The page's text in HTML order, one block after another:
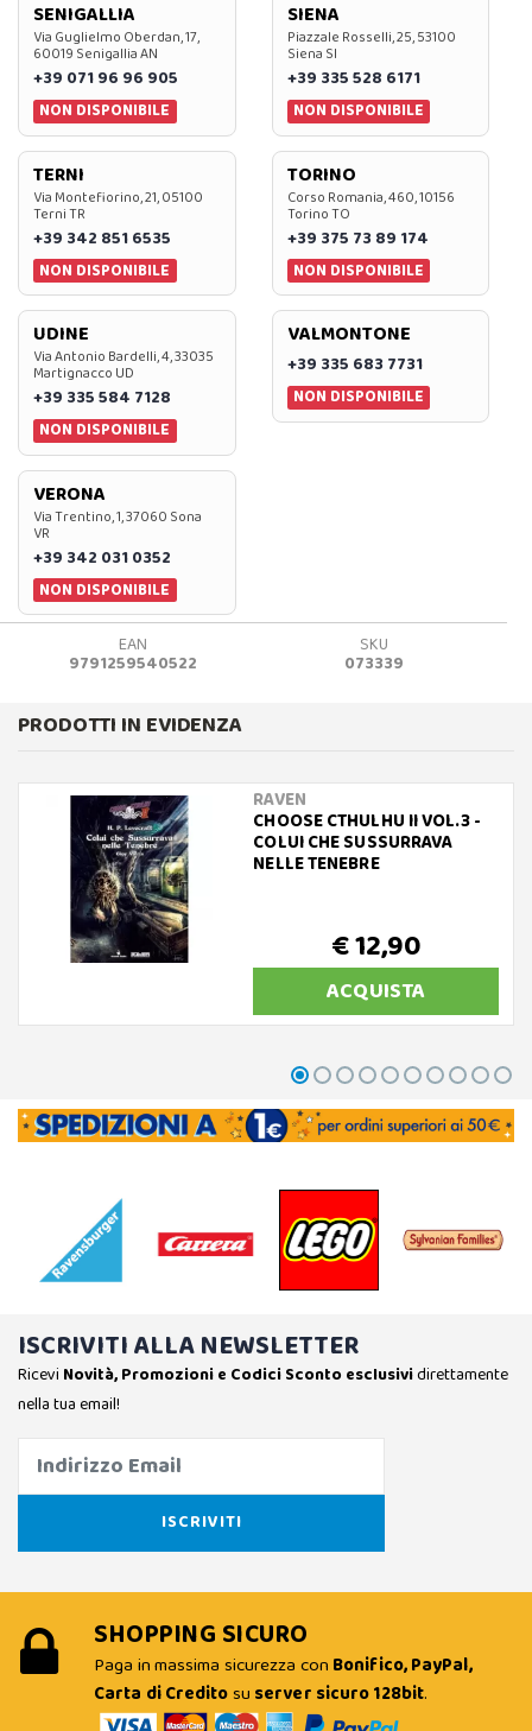
SENIGALLIA
Via Guglielmo Oberdan, 17,
60019 Senigallia AN
+39 071 96 96 905
NON DISPONIBILE
SIENA
Piazzale Rosselli, 25, 53100
Siena SI
+39 335 528 6171
NON DISPONIBILE
TERNI
Via Montefiorino, 21, 05100
Terni TR
+39 342 851 6535
NON DISPONIBILE
TORINO
Corso Romania, 460, 10156
Torino TO
+39 375 73 89 174
NON DISPONIBILE
UDINE
Via Antonio Bardelli, 4, 33035
Martignacco UD
+39 335 584 7128
NON DISPONIBILE
VALMONTONE
+39 335 683 7731
NON DISPONIBILE
VERONA
Via Trentino, 1, 37060 Sona
VR
+39 342 031 0352
NON DISPONIBILE
EAN
9791259540522
SKU
073339
PRODOTTI IN EVIDENZA
RAVEN
CHOOSE CTHULHU II VOL.3 -
COLUI CHE SUSSURRAVA
NELLE TENEBRE
€ 12,90
ACQUISTA
ISCRIVITI ALLA NEWSLETTER
Ricevi Novità, Promozioni e Codici Sconto esclusividirettamente
nella tua email!
SHOPPING SICURO
Paga in massima sicurezza con Bonifico, PayPal,
Carta di Creditosu server sicuro 128bit.